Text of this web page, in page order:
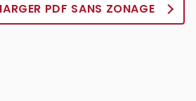
PDF SANS ZONAGE